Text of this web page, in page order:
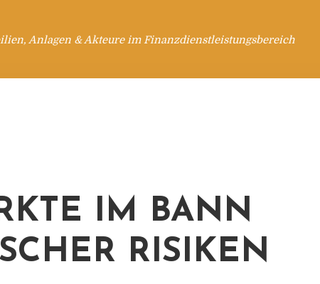
Anlagen & Akteure im Finanzdienstleistungsbereich
IM BANN
RISIKEN